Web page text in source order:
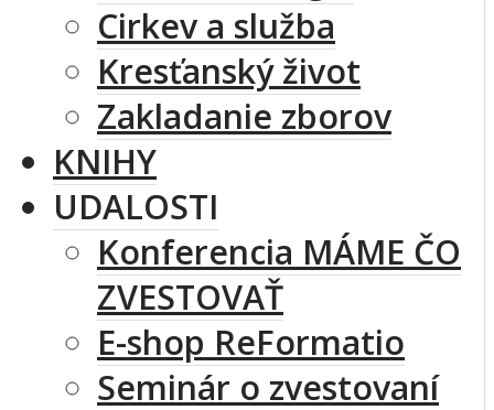
Cirkev a služba
Kresťanský život
Zakladanie zborov
KNIHY
UDALOSTI
Konferencia MÁME ČO
ZVESTOVAŤ
E-shop ReFormatio
Seminár o zvestovaní